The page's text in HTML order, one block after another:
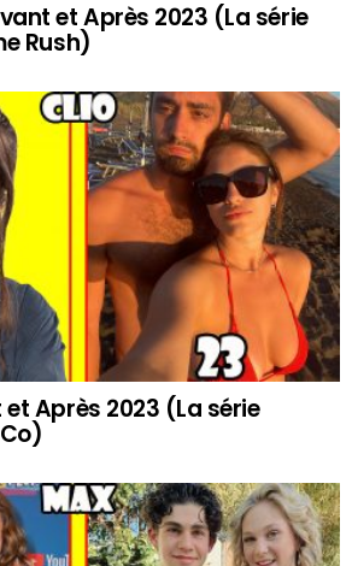
et Après 2023 (La série
Rush)
Après 2023 (La série